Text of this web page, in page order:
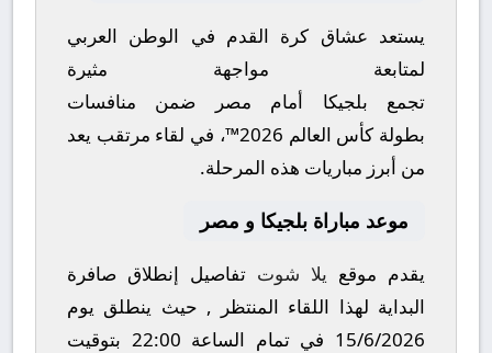
يستعد عشاق كرة القدم في الوطن العربي
لمتابعة مواجهة مثيرة
تجمع بلجيكا أمام مصر
ضمن منافسات
بطولة كأس العالم 2026™
، في لقاء مرتقب يعد
من أبرز مباريات هذه المرحلة.
موعد مباراة بلجيكا و مصر
يقدم موقع يلا شوت تفاصيل إنطلاق صافرة
البداية لهذا اللقاء المنتظر , حيث ينطلق يوم
15/6/2026 في تمام الساعة 22:00 بتوقيت